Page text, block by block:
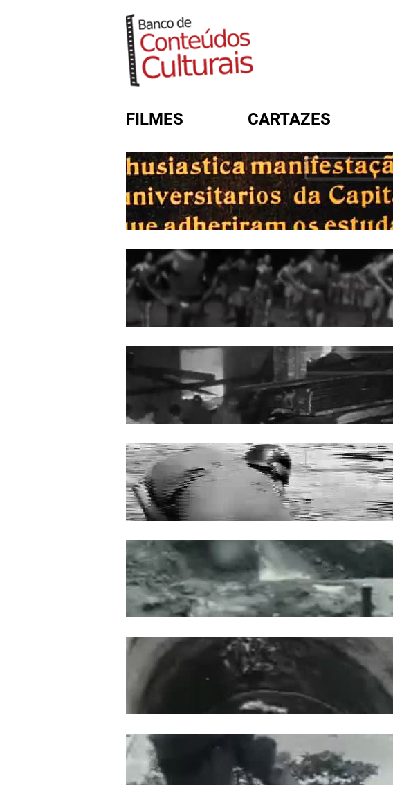
FILMES CARTAZES
FORMULÁRIO DE BUSCA